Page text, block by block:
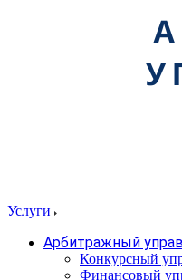
Услуги
Арбитражный
Конкурсный
Финансовый